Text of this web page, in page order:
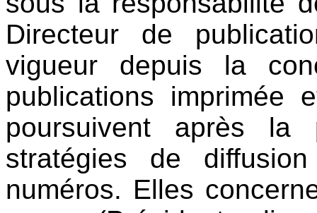
Directeur de
vigueur depuis la
publications imprimée
poursuivent après la
stratégies de
numéros. Elles